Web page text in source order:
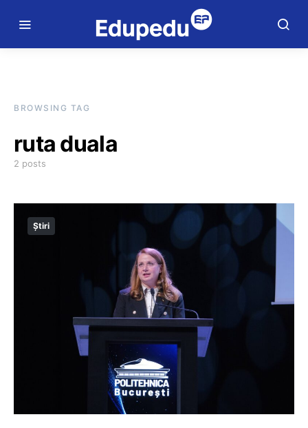
BROWSING TAG
ruta duala
2 posts
Știri